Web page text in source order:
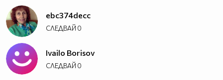
ebc374decc
СЛЕДВАЙ 0
Ivailo Borisov
СЛЕДВАЙ 0